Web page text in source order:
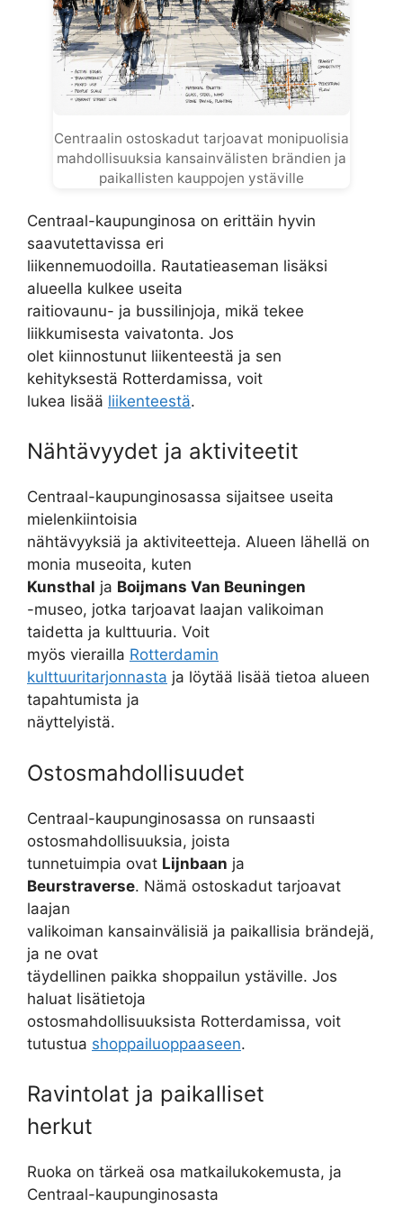
Centraalin ostoskadut tarjoavat monipuolisia
mahdollisuuksia kansainvälisten brändien ja
paikallisten kauppojen ystäville
Centraal-kaupunginosa on erittäin hyvin
saavutettavissa eri
liikennemuodoilla. Rautatieaseman lisäksi
alueella kulkee useita
raitiovaunu- ja bussilinjoja, mikä tekee
liikkumisesta vaivatonta. Jos
olet kiinnostunut liikenteestä ja sen
kehityksestä Rotterdamissa, voit
lukea lisää liikenteestä.
Nähtävyydet ja aktiviteetit
Centraal-kaupunginosassa sijaitsee useita
mielenkiintoisia
nähtävyyksiä ja aktiviteetteja. Alueen lähellä on
monia museoita, kuten
Kunsthal ja Boijmans Van Beuningen
-museo, jotka tarjoavat laajan valikoiman
taidetta ja kulttuuria. Voit
myös vierailla Rotterdamin
kulttuuritarjonnasta ja löytää lisää tietoa alueen
tapahtumista ja
näyttelyistä.
Ostosmahdollisuudet
Centraal-kaupunginosassa on runsaasti
ostosmahdollisuuksia, joista
tunnetuimpia ovat Lijnbaan ja
Beurstraverse. Nämä ostoskadut tarjoavat
laajan
valikoiman kansainvälisiä ja paikallisia brändejä,
ja ne ovat
täydellinen paikka shoppailun ystäville. Jos
haluat lisätietoja
ostosmahdollisuuksista Rotterdamissa, voit
tutustua shoppailuoppaaseen.
Ravintolat ja paikalliset
herkut
Ruoka on tärkeä osa matkailukokemusta, ja
Centraal-kaupunginosasta